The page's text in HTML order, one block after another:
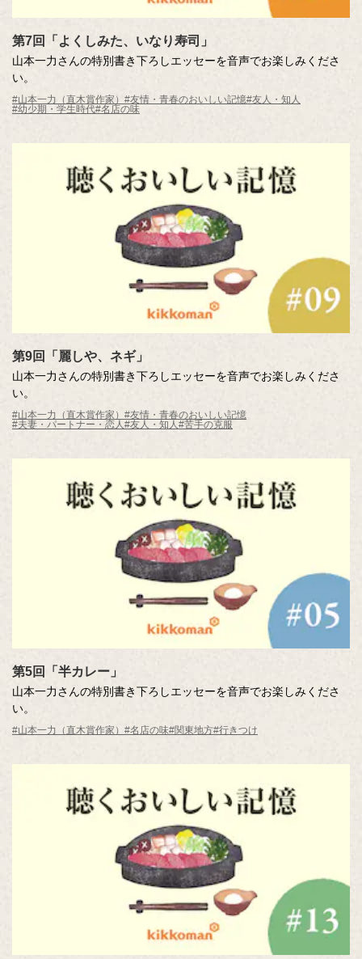
第7回「よくしみた、いなり寿司」
山本一力さんの特別書き下ろしエッセーを音声でお楽しみくださ
い。
#山本一力（直木賞作家） #友情・青春のおいしい記憶#友人・知人
#幼少期・学生時代#名店の味
第9回「麗しや、ネギ」
山本一力さんの特別書き下ろしエッセーを音声でお楽しみくださ
い。
#山本一力（直木賞作家） #友情・青春のおいしい記憶
#夫妻・パートナー・恋人#友人・知人#苦手の克服
第5回「半カレー」
山本一力さんの特別書き下ろしエッセーを音声でお楽しみくださ
い。
#山本一力（直木賞作家） #名店の味#関東地方#行きつけ